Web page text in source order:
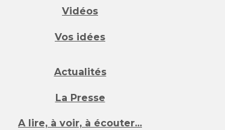
Vidéos
Vos idées
Actualités
La Presse
A lire, à voir, à écouter...